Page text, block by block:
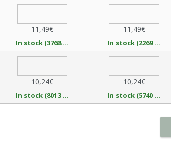
11,49€
In stock (3768 available)
11,49€
In stock (2269 available)
10,24€
In stock (8013 available)
10,24€
In stock (5740 available)